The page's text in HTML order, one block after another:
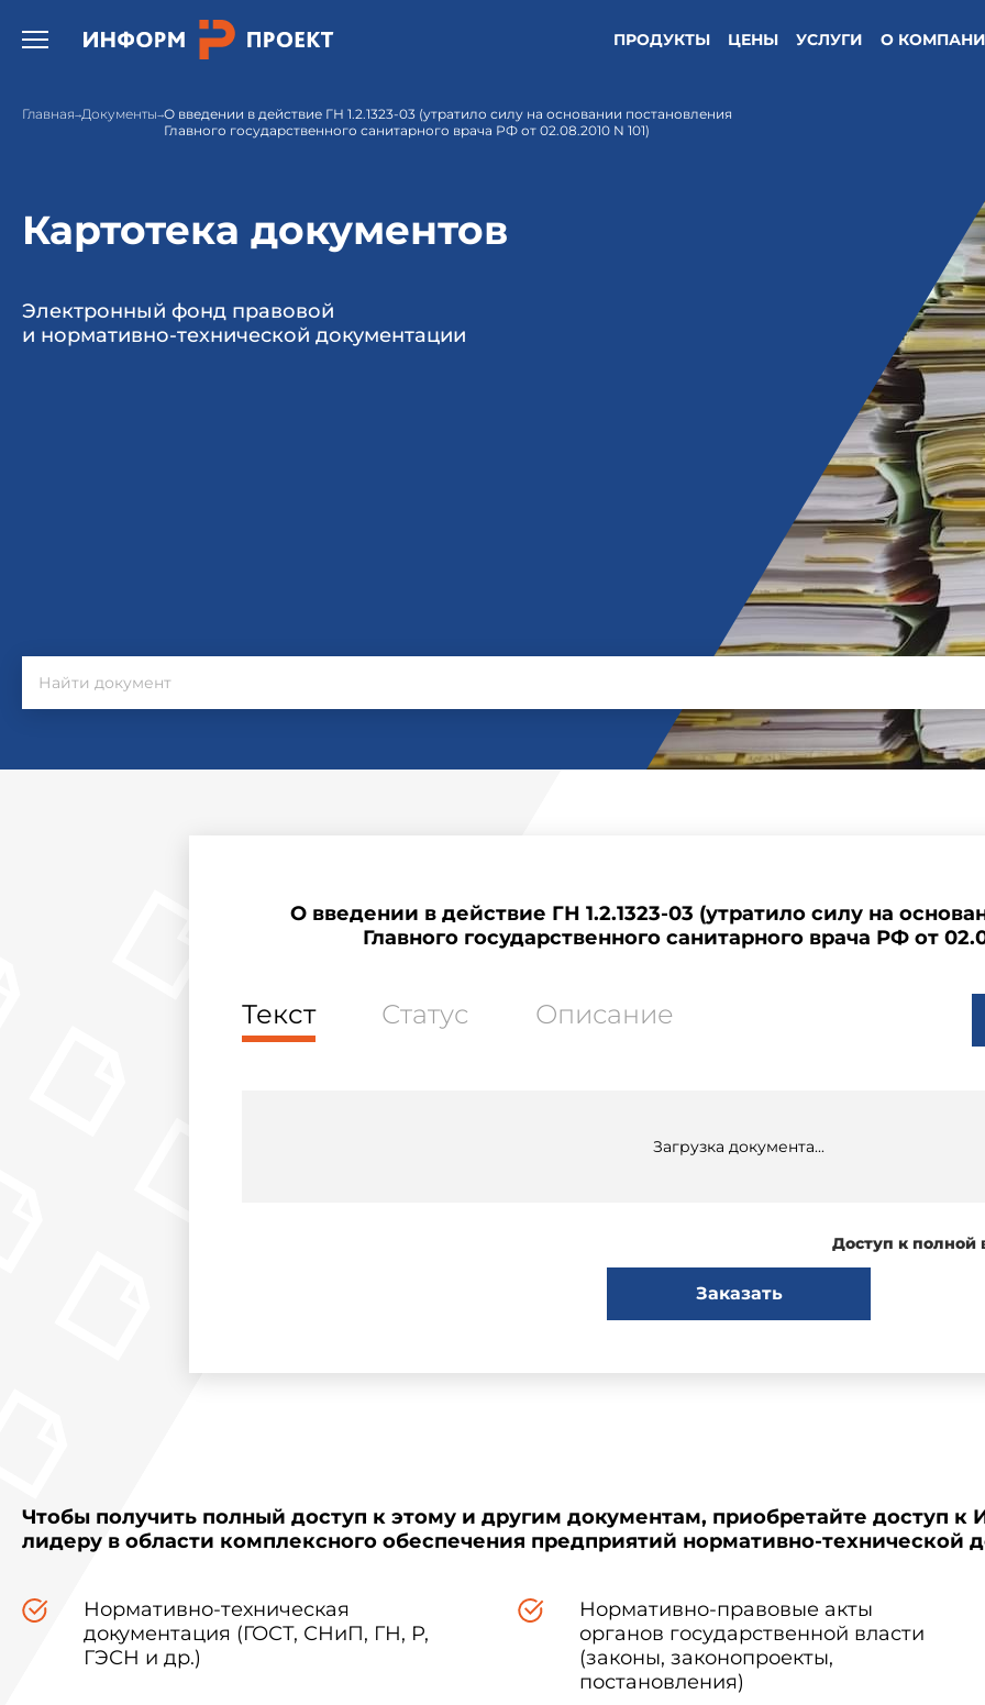
Открыть бургер меню. ПРОДУКТЫ ЦЕНЫ УСЛУГИ О
Главная Документы О введении в действие ГН 1.2.1323-03 (утратило силу на основании постановления
Главного государственного санитарного врача РФ от 02.08.2010 N 101)
Картотека документов
Электронный фонд правовой
и нормативно-технической документации
О введении в действие ГН 1.2.1323-03 (утратило силу на
Главного государственного санитарного врача РФ от
Текст Статус Описание
Загрузка документа...
Доступ к полной
Заказать
Чтобы получить полный доступ к этому и другим документам, приобретайте доступ к
лидеру в области комплексного обеспечения предприятий нормативно-технической
Нормативно-техническая
документация (ГОСТ, СНиП, ГН, Р,
ГЭСН и др.)
Нормативно-правовые акты
органов государственной власти
(законы, законопроекты,
постановления)